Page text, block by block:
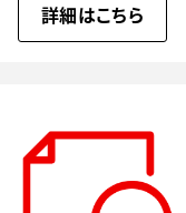
詳細はこちら